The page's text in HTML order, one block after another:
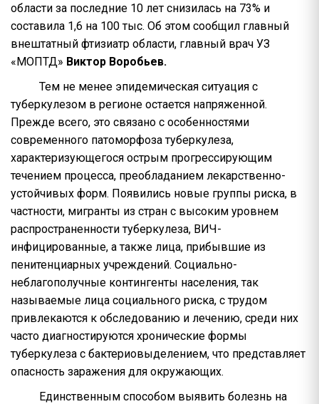
области за последние 10 лет снизилась на 73% и
составила 1,6 на 100 тыс. Об этом сообщил главный
внештатный фтизиатр области, главный врач УЗ
«МОПТД» Виктор Воробьев.
Тем не менее эпидемическая ситуация с
туберкулезом в регионе остается напряженной.
Прежде всего, это связано с особенностями
современного патоморфоза туберкулеза,
характеризующегося острым прогрессирующим
течением процесса, преобладанием лекарственно-
устойчивых форм. Появились новые группы риска, в
частности, мигранты из стран с высоким уровнем
распространенности туберкулеза, ВИЧ-
инфицированные, а также лица, прибывшие из
пенитенциарных учреждений. Социально-
неблагополучные контингенты населения, так
называемые лица социального риска, с трудом
привлекаются к обследованию и лечению, среди них
часто диагностируются хронические формы
туберкулеза с бактериовыделением, что представляет
опасность заражения для окружающих.
Единственным способом выявить болезнь на